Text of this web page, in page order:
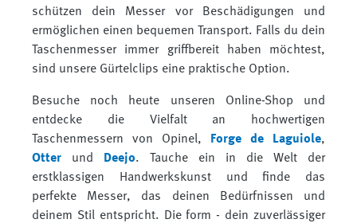
schützen dein Messer vor Beschädigungen und
ermöglichen einen bequemen Transport. Falls du dein
Taschenmesser immer griffbereit haben möchtest,
sind unsere Gürtelclips eine praktische Option.
Besuche noch heute unseren Online-Shop und
entdecke die Vielfalt an hochwertigen
Taschenmessern von Opinel,
Forge de Laguiole,
Otter und Deejo. Tauche ein in die Welt der
erstklassigen Handwerkskunst und finde das
perfekte Messer, das deinen Bedürfnissen und
deinem Stil entspricht. Die form - dein zuverlässiger